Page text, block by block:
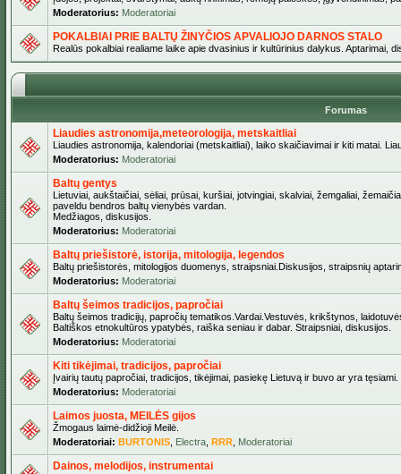
Moderatorius: Moderatoriai
POKALBIAI PRIE BALTŲ ŽINYČIOS APVALIOJO DARNOS STALO
Realūs pokalbiai realiame laike apie dvasinius ir kultūrinius dalykus. Aptarimai,
Forumas
Liaudies astronomija,meteorologija, metskaitliai
Liaudies astronomija, kalendoriai (metskaitliai), laiko skaičiavimai ir kiti matai.
Moderatorius: Moderatoriai
Baltų gentys
Lietuviai, aukštaičiai, sėliai, prūsai, kuršiai, jotvingiai, skalviai, žemgaliai,
paveldu bendros baltų vienybės vardan.
Medžiagos, diskusijos.
Moderatorius: Moderatoriai
Baltų priešistorė, istorija, mitologija, legendos
Baltų priešistorės, mitologijos duomenys, straipsniai.Diskusijos, straipsnių
Moderatorius: Moderatoriai
Baltų šeimos tradicijos, papročiai
Baltų šeimos tradicijų, papročių tematikos.Vardai.Vestuvės, krikštynos,
Baltiškos etnokultūros ypatybės, raiška seniau ir dabar. Straipsniai, diskusijos.
Moderatorius: Moderatoriai
Kiti tikėjimai, tradicijos, papročiai
Įvairių tautų papročiai, tradicijos, tikėjimai, pasiekę Lietuvą ir buvo ar yra tęsiami.
Moderatorius: Moderatoriai
Laimos juosta, MEILĖS gijos
Žmogaus laimė-didžioji Meilė.
Moderatoriai: BURTONIS Electra RRR Moderatoriai
Dainos, melodijos, instrumentai